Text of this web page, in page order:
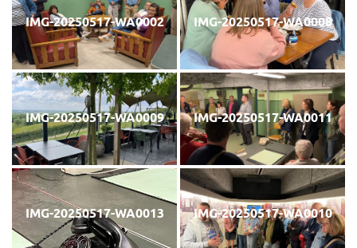
IMG-20250517-WA0002 IMG-20250517-WA0008
IMG-20250517-WA0009 IMG-20250517-WA0011
IMG-20250517-WA0013 IMG-20250517-WA0010